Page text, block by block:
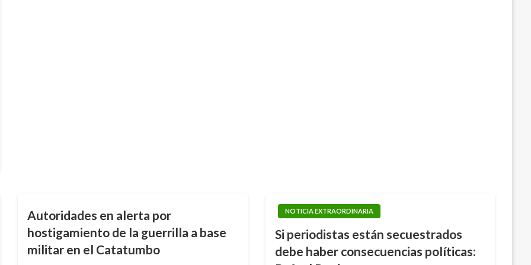
Autoridades en alerta por
hostigamiento de la guerrilla a base
militar en el Catatumbo
NOTICIA EXTRAORDINARIA
Si periodistas están secuestrados
debe haber consecuencias políticas: